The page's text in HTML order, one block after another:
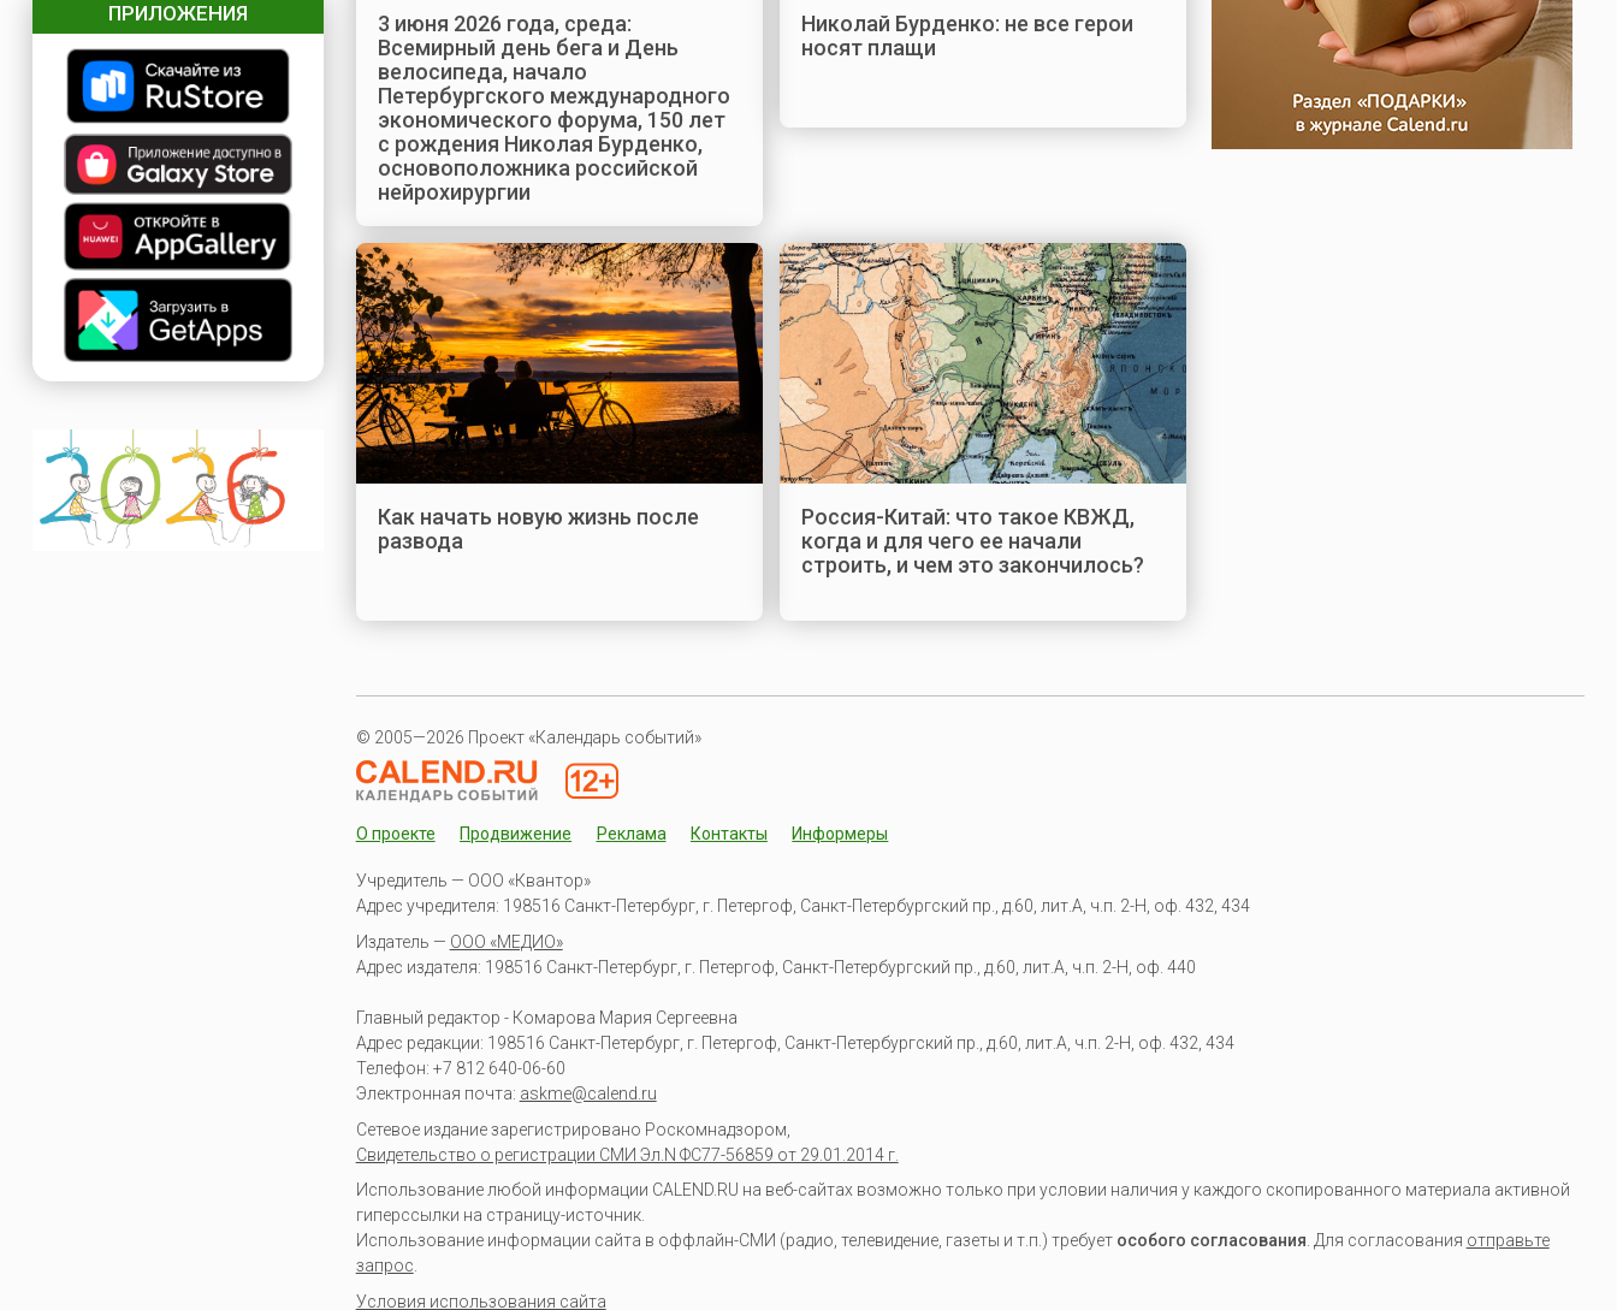
ПРИЛОЖЕНИЯ
3 июня 2026 года, среда:
Всемирный день бега и День
велосипеда, начало
Петербургского международного
экономического форума, 150 лет
с рождения Николая Бурденко,
основоположника российской
нейрохирургии
Николай Бурденко: не все герои
носят плащи
Как начать новую жизнь после
развода
Россия-Китай: что такое КВЖД,
когда и для чего ее начали
строить, и чем это закончилось?
© 2005—2026 Проект «Календарь событий»
О проекте Продвижение Реклама Контакты Информеры
Учредитель — ООО «Квантор»
Адрес учредителя: 198516 Санкт-Петербург, г. Петергоф, Санкт-Петербургский пр., д.60, лит.А, ч.п. 2-Н, оф. 432, 434
Издатель — ООО «МЕДИО»
Адрес издателя: 198516 Санкт-Петербург, г. Петергоф, Санкт-Петербургский пр., д.60, лит.А, ч.п. 2-Н, оф. 440
Главный редактор - Комарова Мария Сергеевна
Адрес редакции: 198516 Санкт-Петербург, г. Петергоф Санкт-Петербургский пр., д.60, лит.А, ч.п. 2-Н, оф. 432, 434
Телефон: +7 812 640-06-60
Электронная почта: askme@calend.ru
Сетевое издание зарегистрировано Роскомнадзором,
Свидетельство о регистрации СМИ Эл.N ФС77-56859 от 29.01.2014 г.
Использование любой информации CALEND.RU на веб-сайтах возможно только при условии наличия у каждого скопированного материала активной
гиперссылки на страницу-источник.
Использование информации сайта в оффлайн-СМИ (радио, телевидение, газеты и т.п.) требует особого согласования. Для согласования отправьте
запрос.
Условия использования сайта